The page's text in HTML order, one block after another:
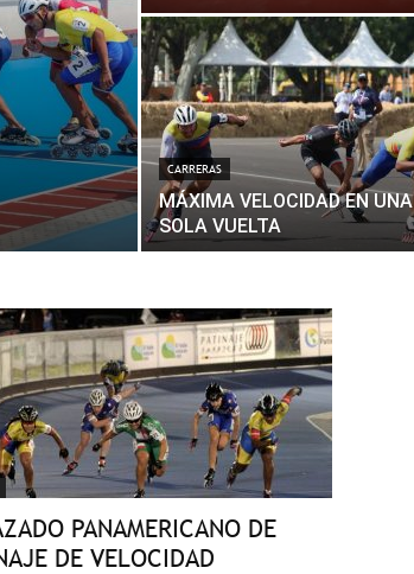
CARRERAS
MÁXIMA VELOCIDAD EN UNA
SOLA VUELTA
PANAMERICANO DE
DE VELOCIDAD